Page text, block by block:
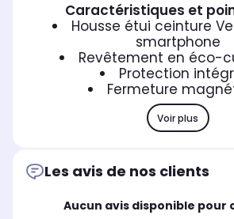
Caractéristiques et
Housse étui ceinture
smartphone
Revêtement en éco-
Protection
Fermeture
Voir plus
Les avis de nos clients
Aucun avis disponible pour